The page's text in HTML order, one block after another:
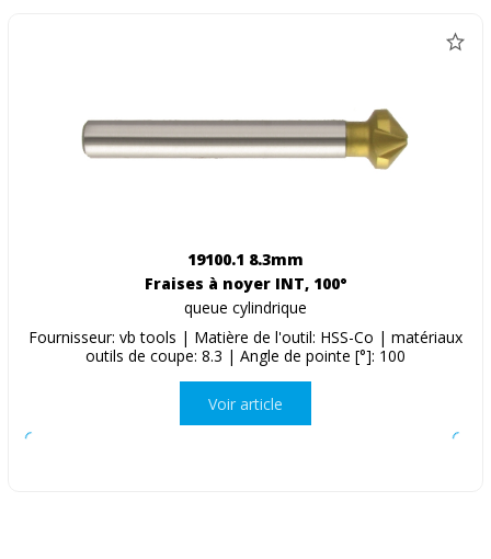
19100.1 8.3mm
Fraises à noyer INT, 100°
queue cylindrique
Fournisseur: vb tools | Matière de l'outil: HSS-Co | matériaux
outils de coupe: 8.3 | Angle de pointe [°]: 100
Voir article